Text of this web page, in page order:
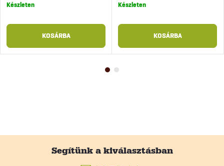
Készleten
KOSÁRBA
Készleten
KOSÁRBA